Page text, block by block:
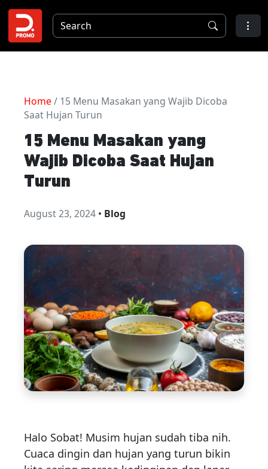
Home / 15 Menu Masakan yang Wajib Dicoba
Saat Hujan Turun
15 Menu Masakan yang
Wajib Dicoba Saat Hujan
Turun
August 23, 2024 • Blog
Halo Sobat! Musim hujan sudah tiba nih.
Cuaca dingin dan hujan yang turun bikin